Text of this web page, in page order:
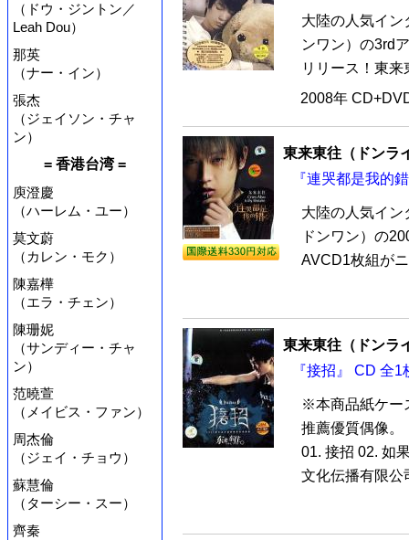
（ドウ・ジントン／
Leah Dou）
那英
（ナー・イン）
張杰
（ジェイソン・チャ
ン）
= 香港台湾 =
庾澄慶
（ハーレム・ユー）
莫文蔚
（カレン・モク）
陳嘉樺
（エラ・チェン）
陳珊妮
（サンディー・チャ
ン）
范曉萱
（メイビス・ファン）
周杰倫
（ジェイ・チョウ）
蘇慧倫
（ターシー・スー）
齊秦
大陸の人気イン
ンワン）の3rd
リリース！東
2008年
東来東往（ドンラ
『連哭都是我的
大陸の人気イン
ドンワン）の
AVCD1枚組が
東来東往（ドンラ
『接招』 CD 全1
※本商品紙ケー
推薦優質偶像。
01. 接招 02. 如
文化伝播有限公